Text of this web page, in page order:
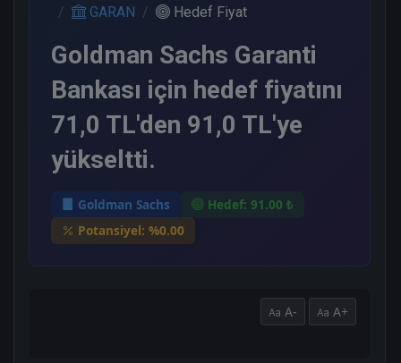
GARAN
Hedef Fiyat
Goldman Sachs Garanti
Bankası için hedef fiyatını
71,0 TL'den 91,0 TL'ye
yükseltti.
Goldman Sachs
Hedef: 91.00 ₺
Potansiyel: %0.00
A- A+